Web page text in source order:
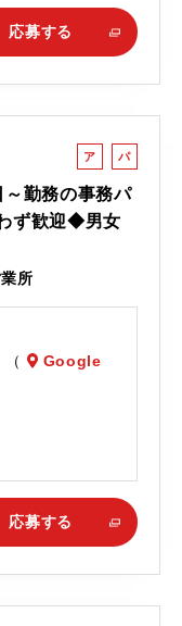
応募する
ア
バ
イ
パ
ト
～勤務の事務パ
ず歓迎◆男女
所
Google
応募する